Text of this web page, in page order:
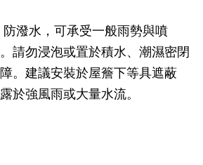
潑水，可承受一般雨勢與噴
請勿浸泡或置於積水、潮濕密閉
。建議安裝於屋簷下等具遮蔽
於強風雨或大量水流。